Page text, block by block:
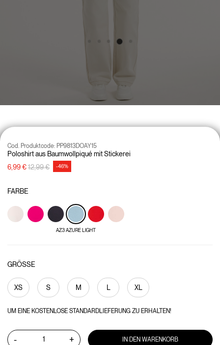
Poloshirt aus Baumwollpiqué mit Stickerei
Cod. Produktcode: PP9813DOAY15
6,99 €Preisreduzierung von
12,99 €auf-46%
FARBE
AZ3 AZURE LIGHT
GRÖSSE
XS S M L XL
UM EINE KOSTENLOSE STANDARDLIEFERUNG ZU ERHALTEN!
- + IN DEN WARENKORB